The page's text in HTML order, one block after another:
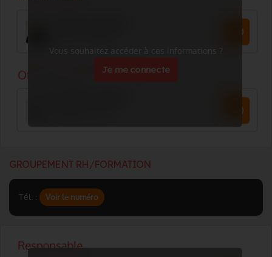
Vous souhaitez accéder à ces informations ?
Je me connecte
GROUPEMENT RH/FORMATION
Tél. : Voir le numéro